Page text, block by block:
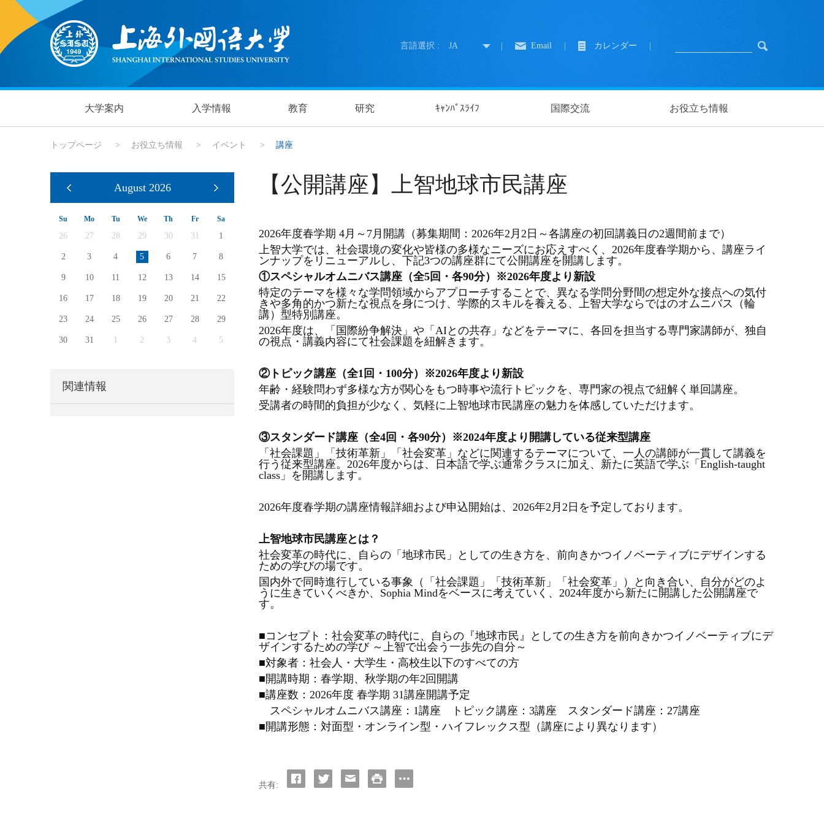
言語選択 : JA Email カレンダー
大学案内 入学情報 教育 研究 ｷｬﾝﾊﾟｽﾗｲﾌ 国際交流 お役立ち情報
トップページ > お役立ち情報 > イベント > 講座
August 2026
Su Mo Tu We Th Fr Sa
26 27 28 29 30 31 1
2 3 4 5 6 7 8
9 10 11 12 13 14 15
16 17 18 19 20 21 22
23 24 25 26 27 28 29
30 31 1 2 3 4 5
関連情報
【公開講座】上智地球市民講座
2026年度春学期 4月～7月開講（募集期間：2026年2月2日～各講座の初回講義日の2週間前まで）
上智大学では、社会環境の変化や皆様の多様なニーズにお応えすべく、 2026年度春学期から、講座ライ
ンナップをリニューアルし、下記3つの講座群にて公開講座を開講します。
①スペシャルオムニバス講座（全5回 ・ 各90分）※2026年度より新設
特定のテーマを様々な学問領域からアプローチすることで、異なる学問分野間の想定外な接点への気付
きや多角的かつ新たな視点を身につけ、学際的スキルを養える、上智大学ならではのオムニバス（輪
講）型特別講座。
2026年度は、「国際紛争解決」や「AIとの共存」などをテーマに、各回を担当する専門家講師が、独自
の視点 ・ 講義内容にて社会課題を紐解きます。
②トピック講座（全1回 ・ 100分）※2026年度より新設
年齢 ・ 経験問わず多様な方が関心をもつ時事や流行トピックを、専門家の視点で紐解く単回講座。
受講者の時間的負担が少なく、気軽に上智地球市民講座の魅力を体感していただけます。
③スタンダード講座（全4回 ・ 各90分）※2024年度より開講している従来型講座
「社会課題」「技術革新」「社会変革」などに関連するテーマについて、一人の講師が一貫して講義を
行う従来型講座。 2026年度からは、日本語で学ぶ通常クラスに加え、新たに英語で学ぶ「English-taught
class」を開講します。
2026年度春学期の講座情報詳細および申込開始は、2026年2月2日を予定しております。
上智地球市民講座とは？
社会変革の時代に、自らの「地球市民」としての生き方を、前向きかつイノベーティブにデザインする
ための学びの場です。
国内外で同時進行している事象（「社会課題」「技術革新」「社会変革」）と向き合い、自分がどのよ
うに生きていくべきか、 Sophia Mindをベースに考えていく、2024年度から新たに開講した公開講座で
す。
■コンセプト：社会変革の時代に、自らの『地球市民』としての生き方を前向きかつイノベーティブにデ
ザインするための学び ～上智で出会う一歩先の自分～
■対象者：社会人 ・ 大学生 ・ 高校生以下のすべての方
■開講時期：春学期、秋学期の年2回開講
■講座数：2026年度 春学期 31講座開講予定
スペシャルオムニバス講座： 1講座 トピック講座：3講座 スタンダード講座：27講座
■開講形態：対面型 ・ オンライン型 ・ ハイフレックス型（講座により異なります ）
共有: